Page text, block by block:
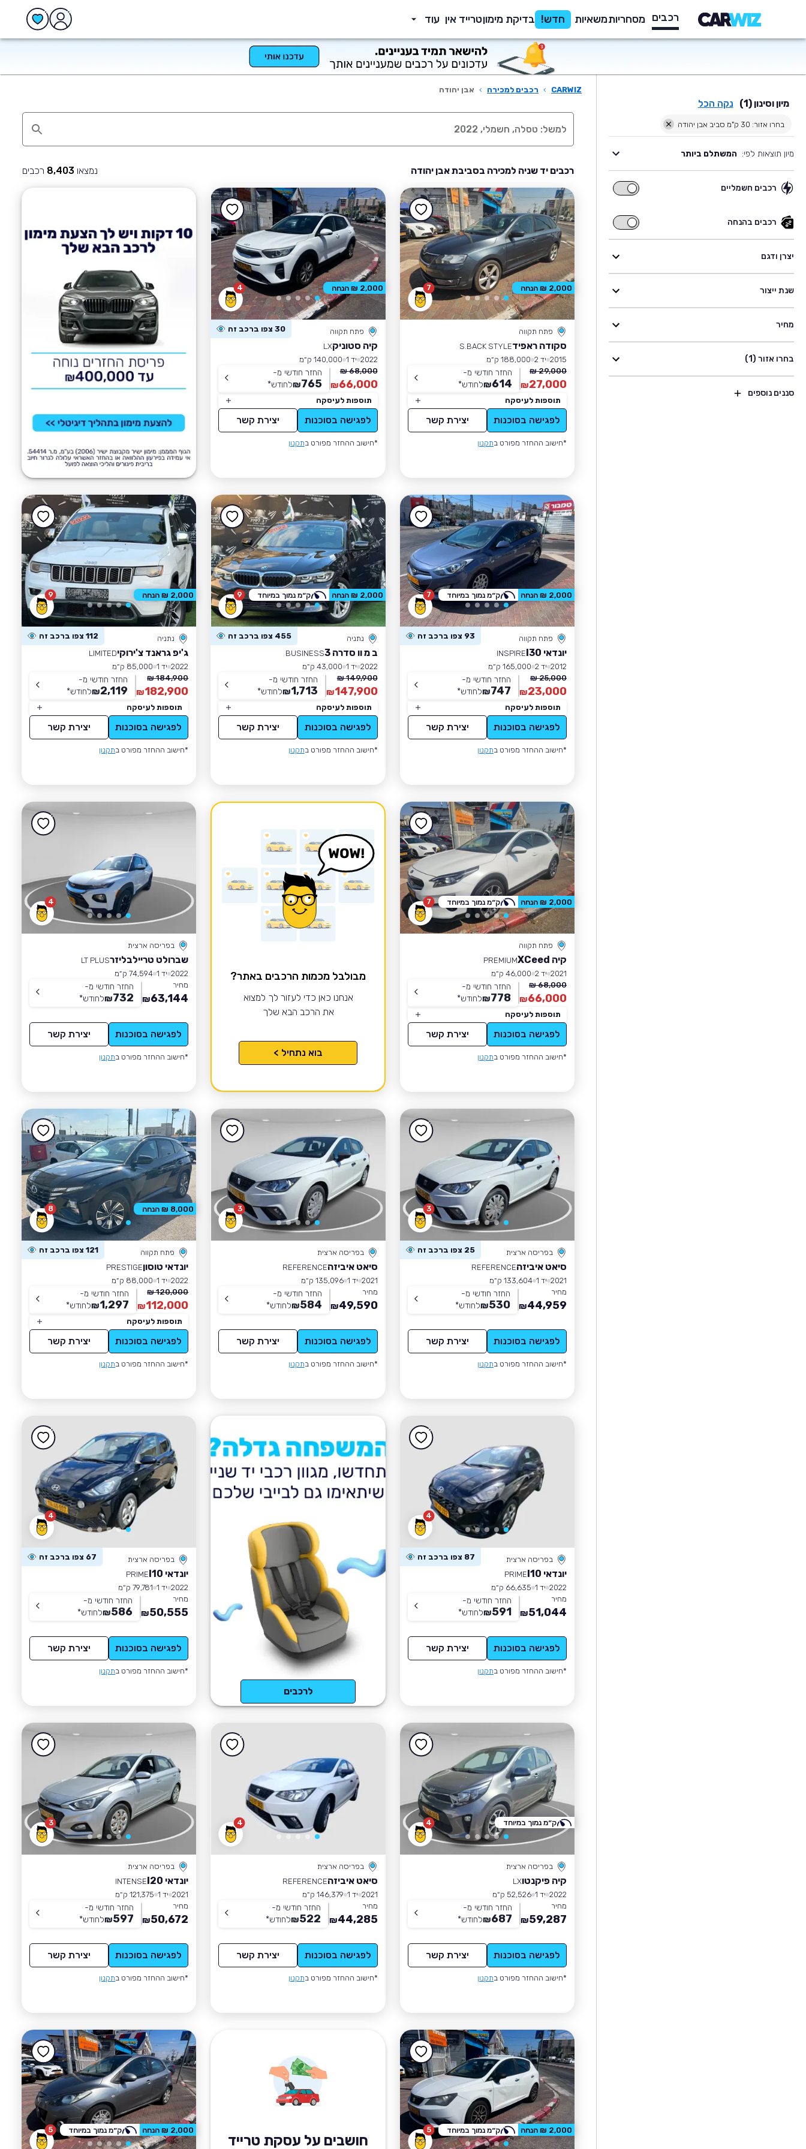
רכבים מסחריותמשאיות חדש! בדיקת מימוןטרייד אין עוד
מיון וסינון (1) נקה הכל
בחרו אזור: 30 ק"מ סביב אבן יהודה
מיון תוצאות לפי: המשתלם ביותר
רכבים חשמליים
רכבים
רכבים בהנחה
רכבים
בהנחה
יצרן ודגם
שנת ייצור
מחיר
בחרו אזור (1)
סננים נוספים
CARWIZ
› רכבים למכירה › אבן יהודה
רכבים יד שניה למכירה בסביבת אבן יהודה נמצאו 8,403 רכבים
7
פתח תקווה
סקודה ראפידS.BACK STYLE
2015 יד 2
188,000 ק״מ
29,000 ₪
27,000
₪
החזר חודשי מ-
614
₪לחודש*
תוספות לעיסקה
לפגישה בסוכנות יצירת קשר
*חישוב ההחזר מפורט בתקנון
2,000 ₪ הנחה 4
פתח תקווה 30 צפו ברכב זה
קיה סטוניקLX
2022 יד 1
140,000 ק״מ
68,000 ₪
66,000
₪
החזר חודשי מ-
765
₪לחודש*
תוספות לעיסקה
לפגישה בסוכנות יצירת קשר
*חישוב ההחזר מפורט בתקנון
2,000 ₪ הנחה
7
פתח תקווה 93 צפו ברכב זה
יונדאי I30
INSPIRE
2012 יד 2
165,000 ק״מ
25,000 ₪
23,000
₪
החזר חודשי מ-
747
₪לחודש*
תוספות לעיסקה
לפגישה בסוכנות יצירת קשר
*חישוב ההחזר מפורט בתקנון
2,000 ₪ הנחה ק״מ נמוך במיוחד 9
נתניה 455 צפו ברכב זה
ב מ וו סדרה 3
BUSINESS
2022 יד 1
43,000 ק״מ
149,900 ₪
147,900
₪
החזר חודשי מ-
1,713
₪לחודש*
תוספות לעיסקה
לפגישה בסוכנות יצירת קשר
*חישוב ההחזר מפורט בתקנון
2,000 ₪ הנחה ק״מ נמוך במיוחד 9
נתניה 112 צפו ברכב זה
ג'יפ גראנד צ'ירוקיLIMITED
2022 יד 1
85,000 ק״מ
184,900 ₪
182,900
₪
החזר חודשי מ-
2,119
₪לחודש*
תוספות לעיסקה
לפגישה בסוכנות יצירת קשר
*חישוב ההחזר מפורט בתקנון
2,000 ₪ הנחה
7
פתח תקווה
קיה XCeed
PREMIUM
2021 יד 2
46,000 ק״מ
68,000 ₪
66,000
₪
החזר חודשי מ-
778
₪לחודש*
תוספות לעיסקה
לפגישה בסוכנות יצירת קשר
*חישוב ההחזר מפורט בתקנון
2,000 ₪ הנחה ק״מ נמוך במיוחד
מבולבל מכמות הרכבים באתר?
אנחנו כאן כדי לעזור לך למצוא
את הרכב הבא שלך
בוא נתחיל >
4
בפריסה ארצית
שברולט טריילבליזרLT PLUS
2022 יד 1
74,594 ק״מ
מחיר
63,144
₪
החזר חודשי מ-
732
₪לחודש*
לפגישה בסוכנות יצירת קשר
*חישוב ההחזר מפורט בתקנון
3
בפריסה ארצית 25 צפו ברכב זה
סיאט איביזהREFERENCE
2021 יד 1
133,604 ק״מ
מחיר
44,959
₪
החזר חודשי מ-
530
₪לחודש*
לפגישה בסוכנות יצירת קשר
*חישוב ההחזר מפורט בתקנון
3
בפריסה ארצית
סיאט איביזהREFERENCE
2021 יד 1
135,096 ק״מ
מחיר
49,590
₪
החזר חודשי מ-
584
₪לחודש*
לפגישה בסוכנות יצירת קשר
*חישוב ההחזר מפורט בתקנון
8
פתח תקווה 121 צפו ברכב זה
יונדאי טוסוןPRESTIGE
2022 יד 1
88,000 ק״מ
120,000 ₪
112,000
₪
החזר חודשי מ-
1,297
₪לחודש*
תוספות לעיסקה
לפגישה בסוכנות יצירת קשר
*חישוב ההחזר מפורט בתקנון
8,000 ₪ הנחה
4
בפריסה ארצית 87 צפו ברכב זה
יונדאי I10
PRIME
2022 יד 1
66,635 ק״מ
מחיר
51,044
₪
החזר חודשי מ-
591
₪לחודש*
לפגישה בסוכנות יצירת קשר
*חישוב ההחזר מפורט בתקנון
לרכבים
4
בפריסה ארצית 67 צפו ברכב זה
יונדאי I10
PRIME
2022 יד 1
79,781 ק״מ
מחיר
50,555
₪
החזר חודשי מ-
586
₪לחודש*
לפגישה בסוכנות יצירת קשר
*חישוב ההחזר מפורט בתקנון
4
בפריסה ארצית
קיה פיקנטוLX
2022 יד 1
52,526 ק״מ
מחיר
59,287
₪
החזר חודשי מ-
687
₪לחודש*
לפגישה בסוכנות יצירת קשר
*חישוב ההחזר מפורט בתקנון
ק״מ נמוך במיוחד 4
בפריסה ארצית
סיאט איביזהREFERENCE
2021 יד 1
146,379 ק״מ
מחיר
44,285
₪
החזר חודשי מ-
522
₪לחודש*
לפגישה בסוכנות יצירת קשר
*חישוב ההחזר מפורט בתקנון
3
בפריסה ארצית
יונדאי I20
INTENSE
2021 יד 1
121,375 ק״מ
מחיר
50,672
₪
החזר חודשי מ-
597
₪לחודש*
לפגישה בסוכנות יצירת קשר
*חישוב ההחזר מפורט בתקנון
5 2,000 ₪ הנחה ק״מ נמוך במיוחד
חושבים על עסקת טרייד
5 2,000 ₪ הנחה ק״מ נמוך במיוחד